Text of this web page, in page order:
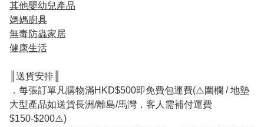
其他嬰幼兒產品
媽媽廚具
無毒防蟲家居
健康生活
║送貨安排║
．每張訂單凡購物滿HKD$500即免費包運費(⚠️圍欄 / 地墊
大型產品如送貨長洲/離島/馬灣，客人需補付運費
$150-$200⚠️)